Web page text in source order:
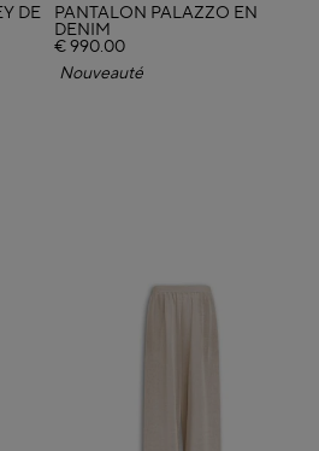
DE PANTALON PALAZZO EN
DENIM
€ 990.00
Nouveauté